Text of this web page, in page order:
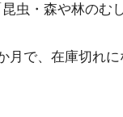
虫・森や林のむ
月で、在庫切れ